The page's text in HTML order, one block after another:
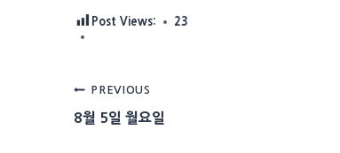
Post Views: 23
Post
navigation
PREVIOUS
8월 5일 월요일